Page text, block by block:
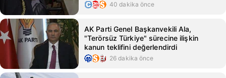
40 dakika önce
AK Parti Genel Başkanvekili Ala,
"Terörsüz Türkiye" sürecine ilişkin
kanun teklifini değerlendirdi
26 dakika önce